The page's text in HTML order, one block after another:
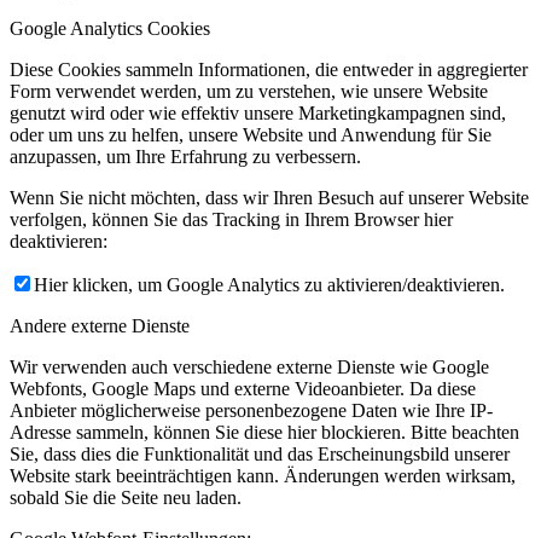
Google Analytics Cookies
Diese Cookies sammeln Informationen, die entweder in aggregierter
Form verwendet werden, um zu verstehen, wie unsere Website
genutzt wird oder wie effektiv unsere Marketingkampagnen sind,
oder um uns zu helfen, unsere Website und Anwendung für Sie
anzupassen, um Ihre Erfahrung zu verbessern.
Wenn Sie nicht möchten, dass wir Ihren Besuch auf unserer Website
verfolgen, können Sie das Tracking in Ihrem Browser hier
deaktivieren:
Hier klicken, um Google Analytics zu aktivieren/deaktivieren.
Andere externe Dienste
Wir verwenden auch verschiedene externe Dienste wie Google
Webfonts, Google Maps und externe Videoanbieter. Da diese
Anbieter möglicherweise personenbezogene Daten wie Ihre IP-
Adresse sammeln, können Sie diese hier blockieren. Bitte beachten
Sie, dass dies die Funktionalität und das Erscheinungsbild unserer
Website stark beeinträchtigen kann. Änderungen werden wirksam,
sobald Sie die Seite neu laden.